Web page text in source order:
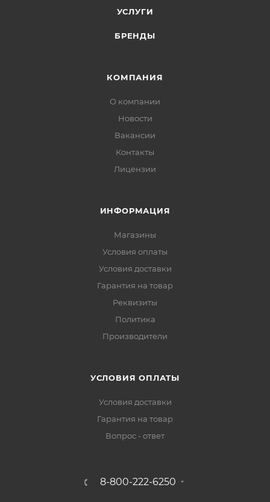
УСЛУГИ
БРЕНДЫ
КОМПАНИЯ
О компании
Новости
Вакансии
Контакты
Лицензии
ИНФОРМАЦИЯ
Магазины
Условия оплаты
Условия доставки
Гарантия на товар
Реквизиты
Политика
Производители
УСЛОВИЯ ОПЛАТЫ
Условия доставки
Гарантия на товар
Вопрос - ответ
8-800-222-6250